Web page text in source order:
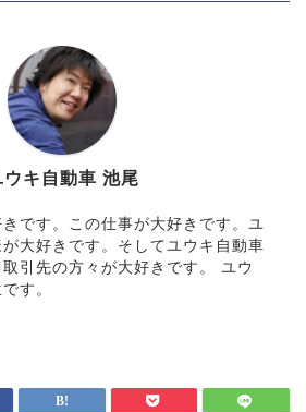
ウキ自動車 池尾
です。この仕事が大好きです。ユ
大好きです。そしてユウキ自動車
引先の方々が大好きです。 ユウ
す。